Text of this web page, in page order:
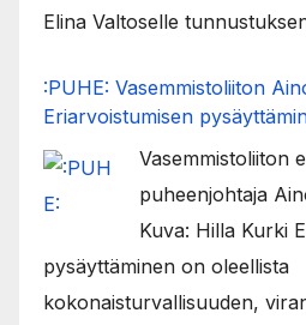
Elina Valtoselle
:PUHE: Vasemmistoliiton
Eriarvoistumisen
Vasemmistoliiton
puheenjohtaja
Kuva: Hilla Kurki
pysäyttäminen on oleellista
kokonaisturvallisuuden,